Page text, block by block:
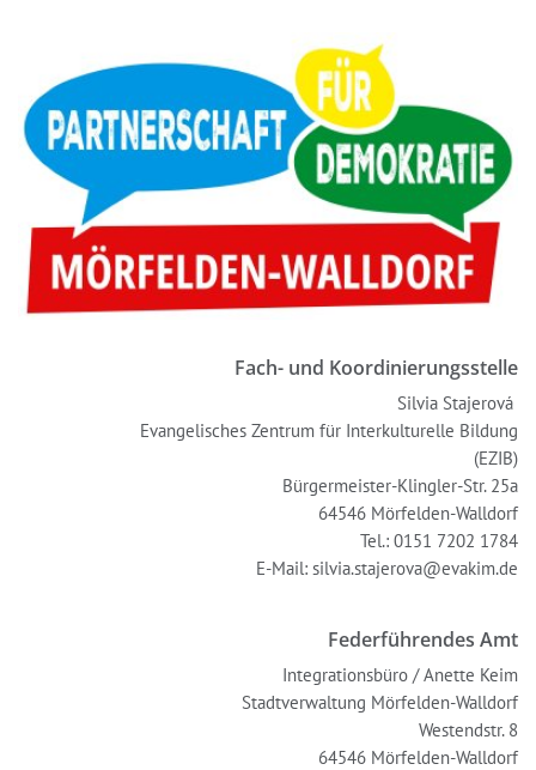
Fach- und Koordinierungsstelle
Silvia Stajerová
Evangelisches Zentrum für Interkulturelle Bildung
(EZIB)
Bürgermeister-Klingler-Str. 25a
64546 Mörfelden-Walldorf
Tel.: 0151 7202 1784
E-Mail: silvia.stajerova@evakim.de
Federführendes Amt
Integrationsbüro / Anette Keim
Stadtverwaltung Mörfelden-Walldorf
Westendstr. 8
64546 Mörfelden-Walldorf